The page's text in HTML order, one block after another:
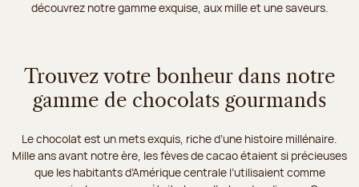
découvrez notre gamme exquise, aux mille et une saveurs.
Trouvez votre bonheur dans notre
gamme de chocolats gourmands
Le chocolat est un mets exquis, riche d’une histoire millénaire.
Mille ans avant notre ère, les fèves de cacao étaient si précieuses
que les habitants d’Amérique centrale l’utilisaient comme